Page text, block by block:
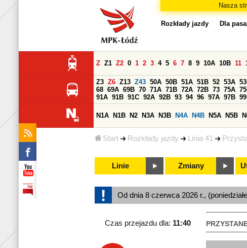
Nasza
Start Rozkłady jazdy Linia 41
Rozkłady jazdy Dla
Z Z1 Z2 0 1 2 3 4 5 6 7 8 9 10A 10B 11
Z3 Z6 Z13 Z43 50A 50B 51A 51B 52 53A
68 69A 69B 70 71A 71B 72A 72B 73 75A
91A 91B 91C 92A 92B 93 94 96 97A 97B 99
N1A N1B N2 N3A N3B N4A N4B N5A N5B
Linie Zmiany
Od dnia 8 czerwca 2026 r.,
Czas przejazdu dla: 11:40